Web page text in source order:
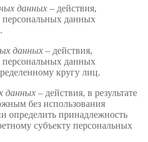
данных – действия,
данных
данных – действия,
данных
кругу лиц.
данных – действия, в результате
без использования
определить принадлежность
субъекту персональных